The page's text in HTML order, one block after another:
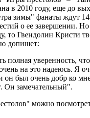
в 2010 году, еще до
зимы" фанаты ждут 14
о ее завершении.
то Гвендолин Кристи
допишет:
полная уверенность,
на это надеюсь. Я
он был очень добр ко
Он замечательный".
можно